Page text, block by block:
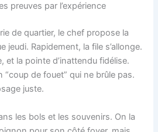
preuves par l’expérience
de quartier, le chef propose la
jeudi. Rapidement, la file s’allonge.
et la pointe d’inattendu fidélise.
de fouet” qui ne brûle pas.
juste.
les bols et les souvenirs. On la